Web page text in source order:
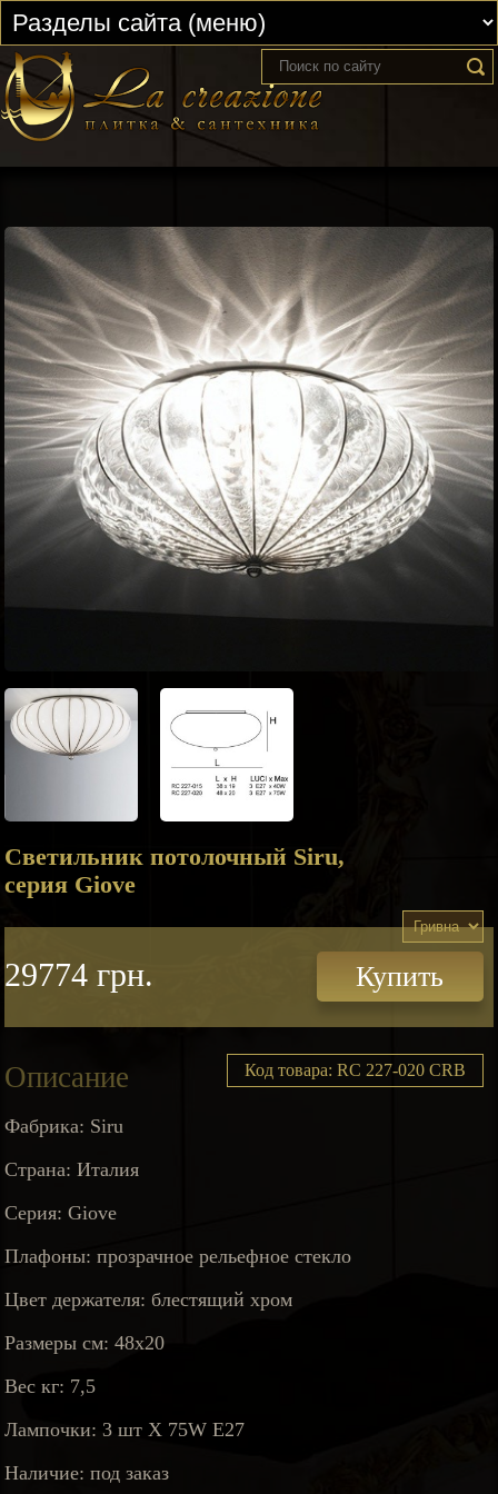
Светильник потолочный Siru,
серия Giove
29774 грн. Купить
Описание Код товара: RC 227-020 CRB
Фабрика: Siru
Страна: Италия
Серия: Giove
Плафоны: прозрачное рельефное стекло
Цвет держателя: блестящий хром
Размеры см: 48х20
Вес кг: 7,5
Лампочки: 3 шт X 75W E27
Наличие: под заказ